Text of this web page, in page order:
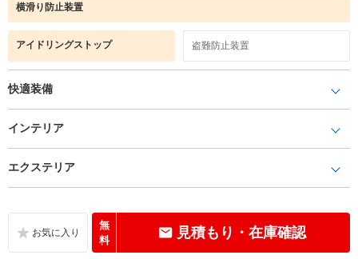
横滑り防止装置
アイドリングストップ 盗難防止装置
快適装備
インテリア
エクステリア
無
料
見積もり・在庫確認